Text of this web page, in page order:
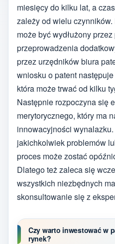
miesięcy do kilku lat, a
zależy od wielu
może być wydłużony
przeprowadzenia
przez urzędników biura
wniosku o patent
która może trwać od kilku
Następnie rozpoczyna się
merytorycznego, który ma
innowacyjności
jakichkolwiek problemów
proces może zostać
Dlatego też zaleca się
wszystkich niezbędnych
skonsultowanie się z
Czy warto inwestować w
rynek?